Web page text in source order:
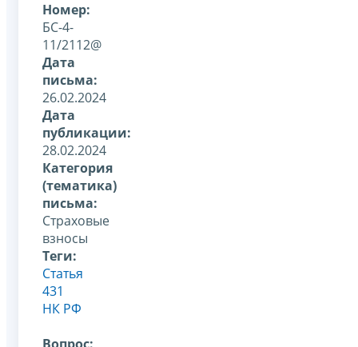
Номер:
БС-4-
11/2112@
Дата
письма:
26.02.2024
Дата
публикации:
28.02.2024
Категория
(тематика)
письма:
Страховые
взносы
Теги:
Статья
431
НК РФ